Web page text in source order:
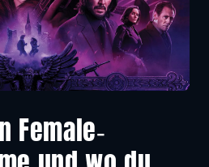
Female-